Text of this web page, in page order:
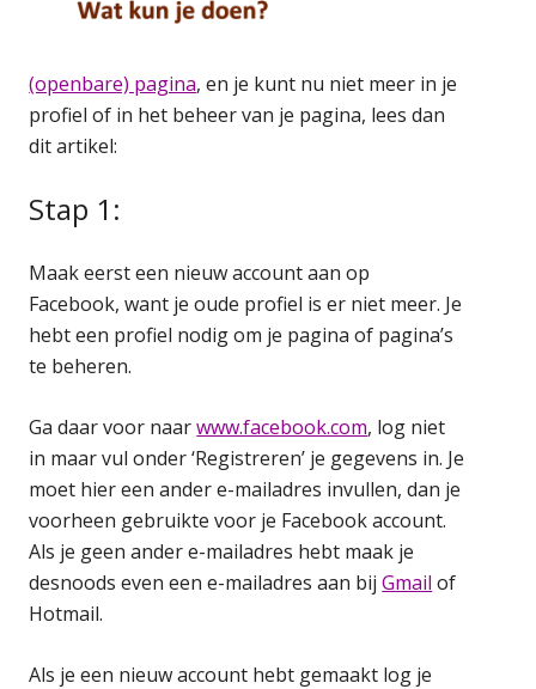
(openbare) pagina, en je kunt nu niet meer in je
profiel of in het beheer van je pagina, lees dan
dit artikel:
Stap 1:
Maak eerst een nieuw account aan op
Facebook, want je oude profiel is er niet meer. Je
hebt een profiel nodig om je pagina of pagina’s
te beheren.
Ga daar voor naarwww.facebook.com, log niet
in maar vul onder ‘Registreren’ je gegevens in. Je
moet hier een ander e-mailadres invullen, dan je
voorheen gebruikte voor je Facebook account.
Als je geen ander e-mailadres hebt maak je
desnoods even een e-mailadres aan bijGmail of
Hotmail.
Als je een nieuw account hebt gemaakt log je